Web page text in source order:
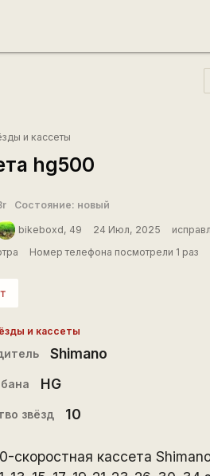
и кассеты
hg500
Состояние: новый
bikeboxd, 49 24 Июл, 2025
Номер телефона посмотрели 1 раз
и кассеты
Shimano
HG
звёзд 10
скоростная кассета